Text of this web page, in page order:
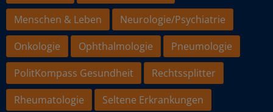
Menschen & Leben
Neurologie/Psychiatrie
Onkologie
Ophthalmologie
Pneumologie
PolitKompass Gesundheit
Rechtssplitter
Rheumatologie
Seltene Erkrankungen